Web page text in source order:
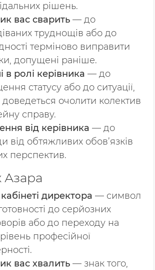
рішень.
вас сварить — до
труднощів або до
терміново виправити
допущені раніше.
в ролі керівника — до
статусу або до ситуації,
очолити колектив
справу.
від керівника — до
від обтяжливих обов’язків
перспектив.
директора — символ
до серйозних
або до переходу на
професійної
вас хвалить — знак того,